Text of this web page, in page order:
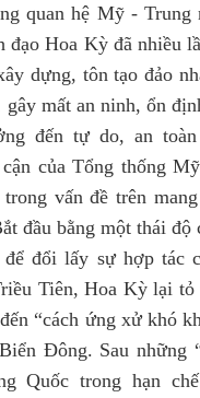
quan hệ Mỹ - Trung
đạo Hoa Kỳ đã nhiều
dựng, tôn tạo đảo
gây mất an ninh, ổn
đến tự do, an
của Tổng thống
vấn đề trên
đầu bằng một thái độ
đổi lấy sự hợp tác
Tiên, Hoa Kỳ lại tỏ
“cách ứng xử khó
Đông. Sau những
Quốc trong hạn